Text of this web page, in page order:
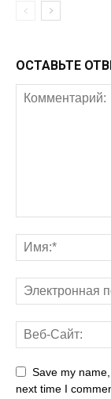
ОСТАВЬТЕ
Save my
next time I